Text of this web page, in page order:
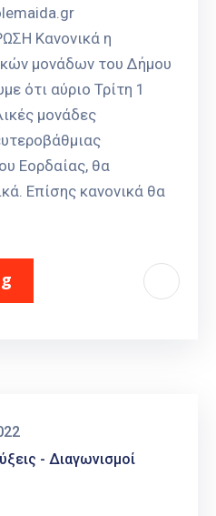
Κανονικά η
μονάδων του Δήμου
ότι αύριο Τρίτη 1
μονάδες
Εορδαίας, θα
Επίσης κανονικά θα
- Διαγωνισμοί